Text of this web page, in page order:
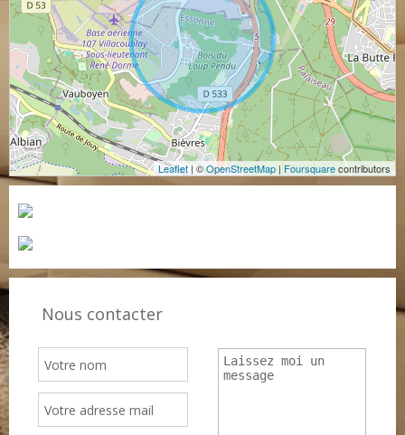
Leaflet| ©OpenStreetMap | Foursquarecontributors
Nous contacter